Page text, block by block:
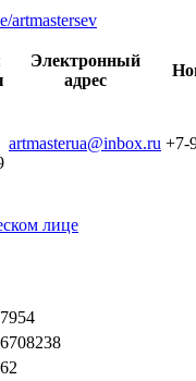
artmastersev
Электронный
адрес
artmasterua@inbox.ru +7-
лице